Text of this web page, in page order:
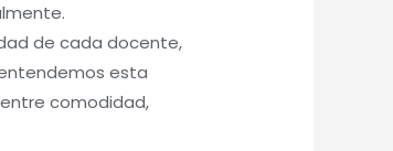
de cada docente,
esta
comodidad,